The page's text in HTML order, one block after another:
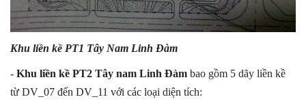
Khu liền kề PT1 Tây Nam Linh Đàm
- Khu liền kề PT2 Tây nam Linh Đàm bao gồm 5 dãy liền kề
từ DV_07 đến DV_11 với các loại diện tích: